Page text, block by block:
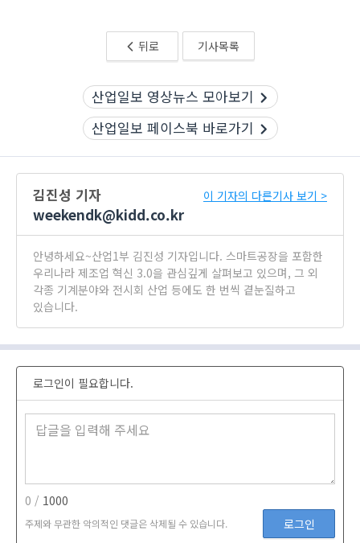
뒤로 기사목록
산업일보 영상뉴스 모아보기
산업일보 페이스북 바로가기
김진성 기자
weekendk@kidd.co.kr
이 기자의 다른기사 보기 >
안녕하세요~산업1부 김진성 기자입니다. 스마트공장을 포함한
우리나라 제조업 혁신 3.0을 관심깊게 살펴보고 있으며, 그 외
각종 기계분야와 전시회 산업 등에도 한 번씩 곁눈질하고
있습니다.
로그인이 필요합니다.
0 / 1000
주제와 무관한 악의적인 댓글은 삭제될 수 있습니다. 로그인